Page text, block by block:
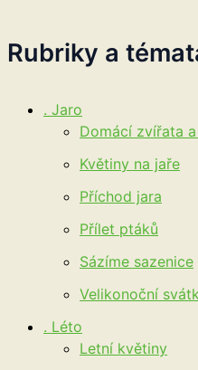
Rubriky a
. Jaro
Domácí zvířata
Květiny na jaře
Příchod jara
Přílet ptáků
Sázíme sazenice
Velikonoční
. Léto
Letní květiny